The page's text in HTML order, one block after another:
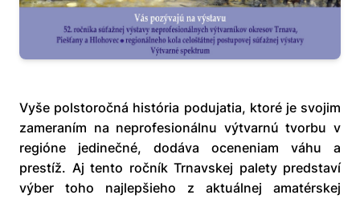
Vyše polstoročná história podujatia, ktoré je svojim
zameraním na neprofesionálnu výtvarnú tvorbu v
regióne jedinečné, dodáva oceneniam váhu a
prestíž. Aj tento ročník Trnavskej palety predstaví
výber toho najlepšieho z aktuálnej amatérskej